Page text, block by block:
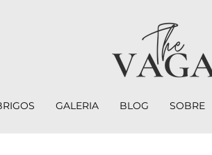
GALERIA BLOG SOBRE